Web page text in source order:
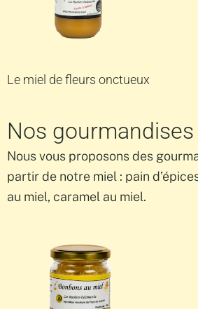
Le miel de fleurs onctueux
Nos
Nous vous proposons des
partir de notre miel : pain
au miel, caramel au miel.